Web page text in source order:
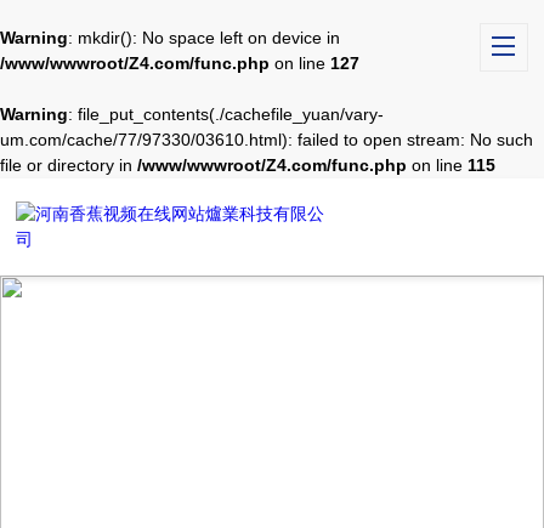
Warning: mkdir(): No space left on device in
/www/wwwroot/Z4.com/func.php on line 127
Warning: file_put_contents(./cachefile_yuan/vary-
um.com/cache/77/97330/03610.html): failed to open stream: No such
file or directory in /www/wwwroot/Z4.com/func.php on line 115